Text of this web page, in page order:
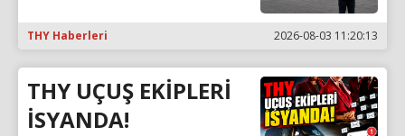
THY Haberleri 2026-08-03 11:20:13
THY UÇUŞ EKİPLERİ
İSYANDA!